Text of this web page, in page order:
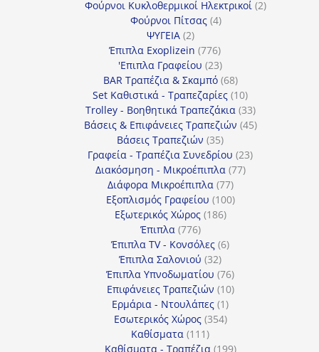
προϊόν
Φούρνοι Κυκλοθερμικοί Ηλεκτρικοί 22
Φούρνοι Πίτσας 44
ΨΥΓΕΙΑ 22
προϊόντα
Έπιπλα Exoplizein 776776
προϊόντα
'Επιπλα Γραφείου 2323
προϊόντα
BAR Τραπέζια & Σκαμπό 6868
προϊόντα
Set Καθιστικά - Τραπεζαρίες 1010
προϊόντα
Trolley - Βοηθητικά Τραπεζάκια 3333
προϊόντα
Βάσεις & Επιφάνειες Τραπεζιών 4545
Βάσεις Τραπεζιών 3535
προϊόντα
Γραφεία - Τραπέζια Συνεδρίου 2323
Διακόσμηση - Μικροέπιπλα 7777
Διάφορα Μικροέπιπλα 7777
προϊόντα
Εξοπλισμός Γραφείου 100100
Εξωτερικός Χώρος 186186
Έπιπλα 776776
προϊόντα
Έπιπλα TV - Κονσόλες 66
Έπιπλα Σαλονιού 3232
προϊόντα
Έπιπλα Υπνοδωματίου 7676
προϊόντα
Επιφάνειες Τραπεζιών 1010
Ερμάρια - Ντουλάπες 11
προϊόν
Εσωτερικός Χώρος 354354
Καθίσματα 111111
προϊόντα
Καθίσματα - Τραπέζια 199199